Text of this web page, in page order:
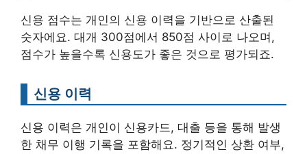
신용 점수는 개인의 신용 이력을 기반으로 산출된
숫자에요. 대개 300점에서 850점 사이로 나오며,
점수가 높을수록 신용도가 좋은 것으로 평가되죠.
신용 이력
신용 이력은 개인이 신용카드, 대출 등을 통해 발생
한 채무 이행 기록을 포함해요. 정기적인 상환 여부,